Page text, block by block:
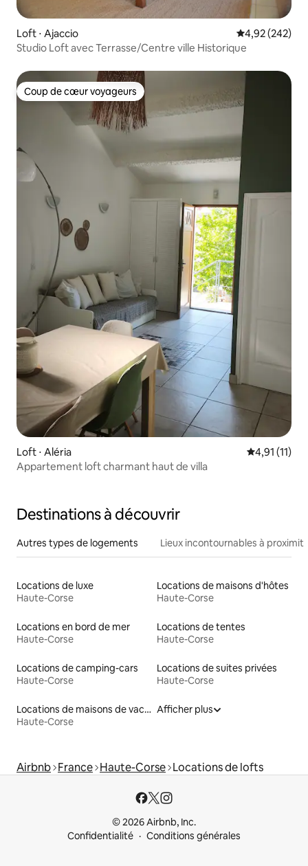
Loft ⋅ Ajaccio Évaluation
4,92 (242)
Studio Loft avec Terrasse/Centre ville Historique
Coup de cœur voyageurs
Coup de cœur voyageurs
Loft ⋅ Aléria Évaluation
4,91 (11)
Appartement loft charmant haut de villa
Destinations à découvrir
Autres types de logements Lieux incontournables à
Locations de luxe
Haute-Corse
Locations de maisons d'hôtes
Haute-Corse
Locations en bord de mer
Haute-Corse
Locations de tentes
Haute-Corse
Locations de camping-cars
Haute-Corse
Locations de suites privées
Haute-Corse
Locations de maisons de vacances
Haute-Corse
Afficher plus
Airbnb France Haute-Corse Locations de lofts
© 2026 Airbnb, Inc.
Confidentialité
Conditions générales